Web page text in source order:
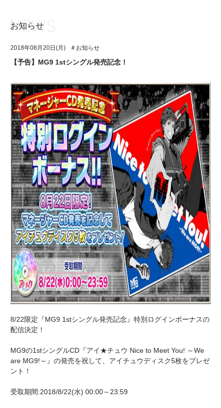
アプリゲーム
イベント・キャンペーン
ミュージック
グッズ・本
ギャラリー
ユニット&キャラクター
アプリゲーム
イベント・キャンペーン
ミュージック
グッズ・本
ギャラリー
お知らせ
2018年08月20日(月) ＃お知らせ
【予告】MG9 1stシングル発売記念！
8/22限定『MG9 1stシングル発売記念』特別ログインボーナスの
配信決定！
MG9の1stシングルCD『アイ★チュウ Nice to Meet You! ～We
are MG9!～』の発売を祝して、アイチュウディスク5枚をプレゼ
ント！
受取期間:2018/8/22(水) 00:00～23:59